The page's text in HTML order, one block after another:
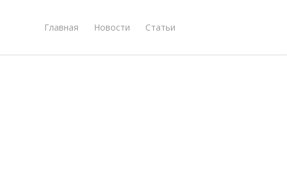
Главная Новости Статьи